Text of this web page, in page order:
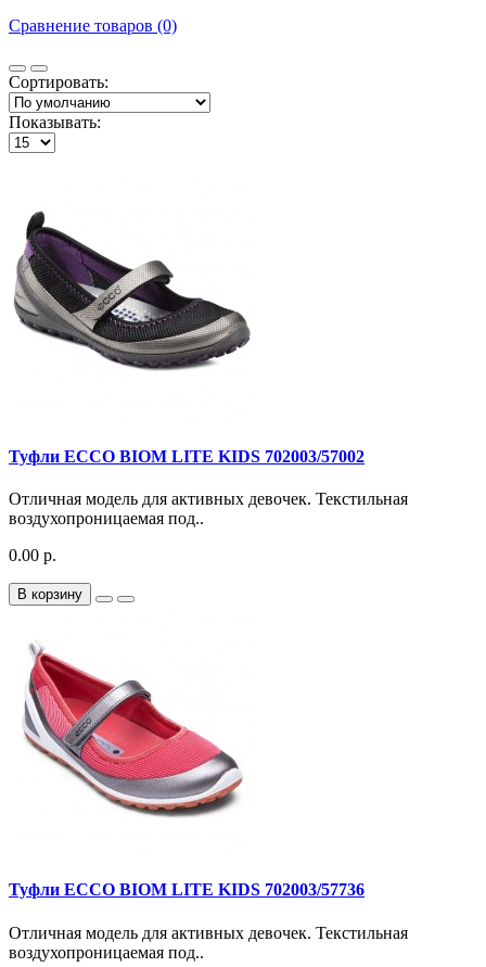
Сравнение товаров (0)
Сортировать:
Показывать:
Туфли ECCO BIOM LITE KIDS 702003/57002
Отличная модель для активных девочек. Текстильная
воздухопроницаемая под..
0.00 р.
В корзину
Туфли ECCO BIOM LITE KIDS 702003/57736
Отличная модель для активных девочек. Текстильная
воздухопроницаемая под..